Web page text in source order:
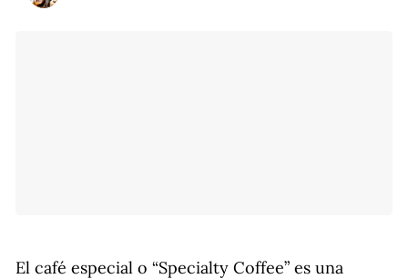
El café especial o “Specialty Coffee” es una